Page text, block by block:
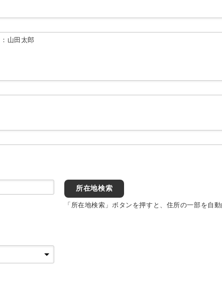
田太郎
所在地検索
「所在地検索」ボタンを押すと、住所の一部を自動